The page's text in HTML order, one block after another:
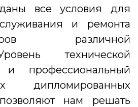
все условия для
и ремонта
различной
технической
и профессиональный
нам решать